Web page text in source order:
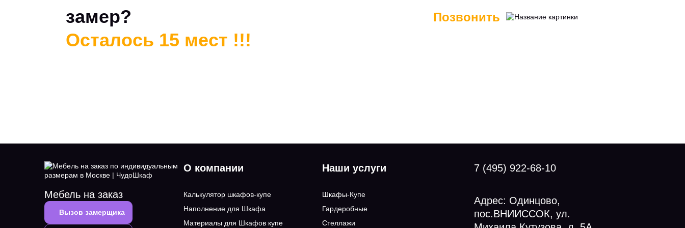
замер?
Осталось 15 мест !!!
Позвонить
Мебель на заказ
Вызов замерщика
О компании
Калькулятор шкафов-купе
Наполнение для Шкафа
Материалы для Шкафов купе
Наши услуги
Шкафы-Купе
Гардеробные
Стеллажи
7 (495) 922-68-10
Адрес: Одинцово,
пос.ВНИИССОК, ул.